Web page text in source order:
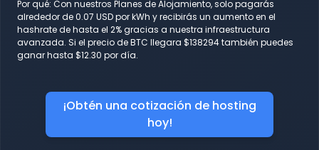
Por qué: Con nuestros Planes de Alojamiento, solo pagarás
alrededor de 0.07 USD por kWh y recibirás un aumento en el
hashrate de hasta el 2% gracias a nuestra infraestructura
avanzada. Si el precio de BTC llegara $138294 también puedes
ganar hasta $12.30 por día.
¡Obtén una cotización de hosting
hoy!